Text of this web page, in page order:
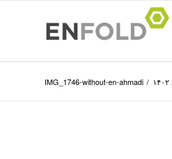
/
IMG_1746-without-en-ahmadi